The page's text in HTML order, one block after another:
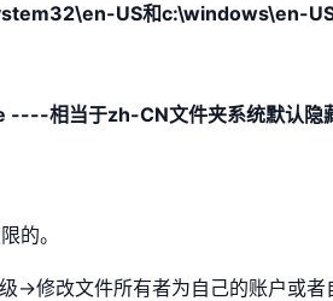
US和c:\windows\en-
相当于zh-CN文件夹系统默认隐
的。
->修改文件所有者为自己的账户或者